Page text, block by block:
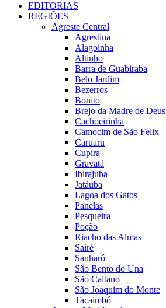
EDITORIAS
REGIÕES
Agreste Central
Agrestina
Alagoinha
Altinho
Barra de Guabiraba
Belo Jardim
Bezerros
Bonito
Brejo da Madre de Deus
Cachoeirinha
Camocim de São Felix
Caruaru
Cupira
Gravatá
Ibirajuba
Jatáuba
Lagoa dos Gatos
Panelas
Pesqueira
Poção
Riacho das Almas
Sairé
Sanharó
São Bento do Una
São Caitano
São Joaquim do Monte
Tacaimbó